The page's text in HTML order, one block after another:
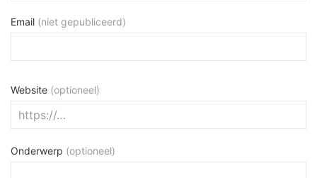
Email (niet gepubliceerd)
Website (optioneel)
Onderwerp (optioneel)